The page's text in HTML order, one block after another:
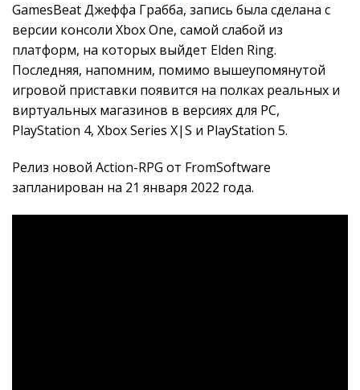
GamesBeat Джеффа Грабба, запись была сделана с
версии консоли Xbox One, самой слабой из
платформ, на которых выйдет Elden Ring.
Последняя, напомним, помимо вышеупомянутой
игровой приставки появится на полках реальных и
виртуальных магазинов в версиях для PC,
PlayStation 4, Xbox Series X|S и PlayStation 5.
Релиз новой Action-RPG от FromSoftware
запланирован на 21 января 2022 года.